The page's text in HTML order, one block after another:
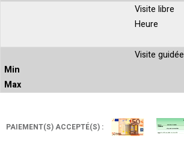
Visite libre
Heure
Visite guidée
PAIEMENT(S) ACCEPTÉ(S) :